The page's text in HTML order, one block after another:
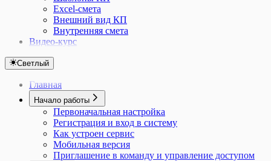
Excel-смета
Внешний вид КП
Внутренняя смета
Видео-курс
Светлый
Главная
Начало работы
Первоначальная настройка
Регистрация и вход в систему
Как устроен сервис
Мобильная версия
Приглашение в команду и управление доступом